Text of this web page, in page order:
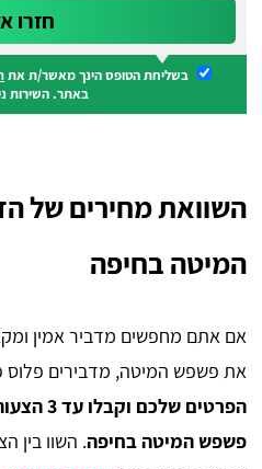
בשליחת הטופס הינך מאשר/ת את
באתר. השירות
השוואת מחירים של
המיטה בחיפה
אם אתם מחפשים מדביר אמין
את פשפש המיטה, מדבירים פלוס
הפרטים
פשפש המיטה בחיפה. השוו בין